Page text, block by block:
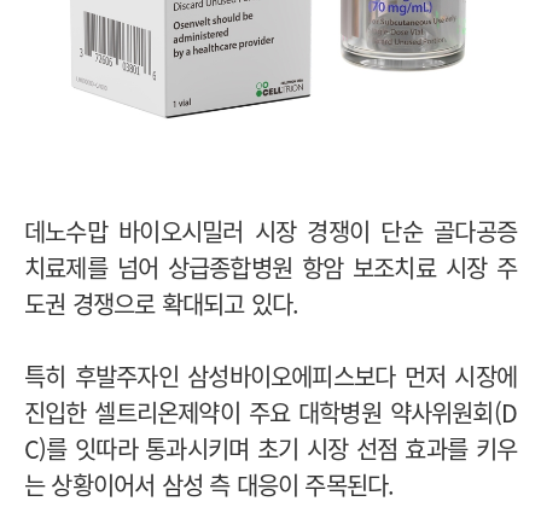
데노수맙 바이오시밀러 시장 경쟁이 단순 골다공증
치료제를 넘어 상급종합병원 항암 보조치료 시장 주
도권 경쟁으로 확대되고 있다.
특히 후발주자인 삼성바이오에피스보다 먼저 시장에
진입한 셀트리온제약이 주요 대학병원 약사위원회(D
C)를 잇따라 통과시키며 초기 시장 선점 효과를 키우
는 상황이어서 삼성 측 대응이 주목된다.